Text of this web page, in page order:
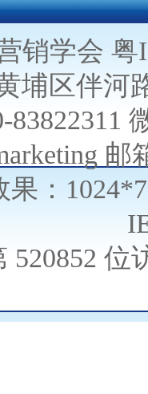
销学会 粤
埔区伴河
83822311
邮
：
520852